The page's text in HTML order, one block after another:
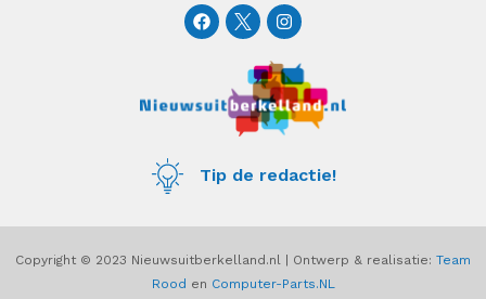
F
a
c
o
o
I
n
s
t
a
g
r
a
Tip de redactie!
Copyright © 2023 Nieuwsuitberkelland.nl | Ontwerp & realisatie: Team
Rood en Computer-Parts.NL